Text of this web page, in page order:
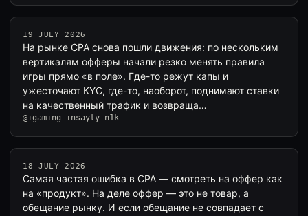
19 JULY 2026
На рынке CPA снова пошли движения: по нескольким
вертикалям офферы начали резко менять правила
игры прямо «в поле». Где-то режут капы и
ужесточают KYC, где-то, наоборот, поднимают ставки
на качественный трафик и возвраща…
@igaming_insayty_n1k
18 JULY 2026
Самая частая ошибка в CPA — смотреть на оффер как
на «продукт». На деле оффер — это не товар, а
обещание рынку. И если обещание не совпадает с